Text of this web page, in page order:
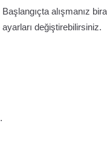
alışmanız
değiştirebilirsiniz.